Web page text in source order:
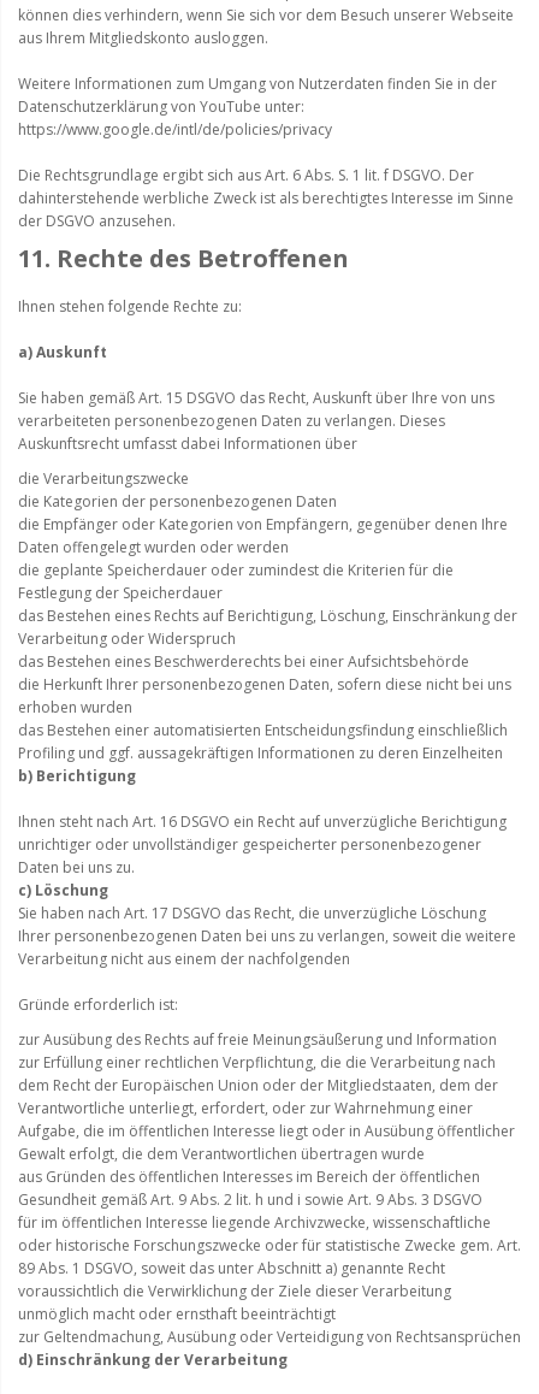
können dies verhindern, wenn Sie sich vor dem Besuch unserer Webseite
aus Ihrem Mitgliedskonto ausloggen.
Weitere Informationen zum Umgang von Nutzerdaten finden Sie in der
Datenschutzerklärung von YouTube unter:
https://www.google.de/intl/de/policies/privacy
Die Rechtsgrundlage ergibt sich aus Art. 6 Abs. S. 1 lit. f DSGVO. Der
dahinterstehende werbliche Zweck ist als berechtigtes Interesse im Sinne
der DSGVO anzusehen.
11. Rechte des Betroffenen
Ihnen stehen folgende Rechte zu:
a) Auskunft
Sie haben gemäß Art. 15 DSGVO das Recht, Auskunft über Ihre von uns
verarbeiteten personenbezogenen Daten zu verlangen. Dieses
Auskunftsrecht umfasst dabei Informationen über
die Verarbeitungszwecke
die Kategorien der personenbezogenen Daten
die Empfänger oder Kategorien von Empfängern, gegenüber denen Ihre
Daten offengelegt wurden oder werden
die geplante Speicherdauer oder zumindest die Kriterien für die
Festlegung der Speicherdauer
das Bestehen eines Rechts auf Berichtigung, Löschung, Einschränkung der
Verarbeitung oder Widerspruch
das Bestehen eines Beschwerderechts bei einer Aufsichtsbehörde
die Herkunft Ihrer personenbezogenen Daten, sofern diese nicht bei uns
erhoben wurden
das Bestehen einer automatisierten Entscheidungsfindung einschließlich
Profiling und ggf. aussagekräftigen Informationen zu deren Einzelheiten
b) Berichtigung
Ihnen steht nach Art. 16 DSGVO ein Recht auf unverzügliche Berichtigung
unrichtiger oder unvollständiger gespeicherter personenbezogener
Daten bei uns zu.
c) Löschung
Sie haben nach Art. 17 DSGVO das Recht, die unverzügliche Löschung
Ihrer personenbezogenen Daten bei uns zu verlangen, soweit die weitere
Verarbeitung nicht aus einem der nachfolgenden
Gründe erforderlich ist:
zur Ausübung des Rechts auf freie Meinungsäußerung und Information
zur Erfüllung einer rechtlichen Verpflichtung, die die Verarbeitung nach
dem Recht der Europäischen Union oder der Mitgliedstaaten, dem der
Verantwortliche unterliegt, erfordert, oder zur Wahrnehmung einer
Aufgabe, die im öffentlichen Interesse liegt oder in Ausübung öffentlicher
Gewalt erfolgt, die dem Verantwortlichen übertragen wurde
aus Gründen des öffentlichen Interesses im Bereich der öffentlichen
Gesundheit gemäß Art. 9 Abs. 2 lit. h und i sowie Art. 9 Abs. 3 DSGVO
für im öffentlichen Interesse liegende Archivzwecke, wissenschaftliche
oder historische Forschungszwecke oder für statistische Zwecke gem. Art.
89 Abs. 1 DSGVO, soweit das unter Abschnitt a) genannte Recht
voraussichtlich die Verwirklichung der Ziele dieser Verarbeitung
unmöglich macht oder ernsthaft beeinträchtigt
zur Geltendmachung, Ausübung oder Verteidigung von Rechtsansprüchen
d) Einschränkung der Verarbeitung